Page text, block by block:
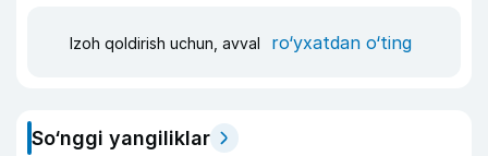
Izoh qoldirish uchun, avval ro‘yxatdan o‘ting
So‘nggi yangiliklar